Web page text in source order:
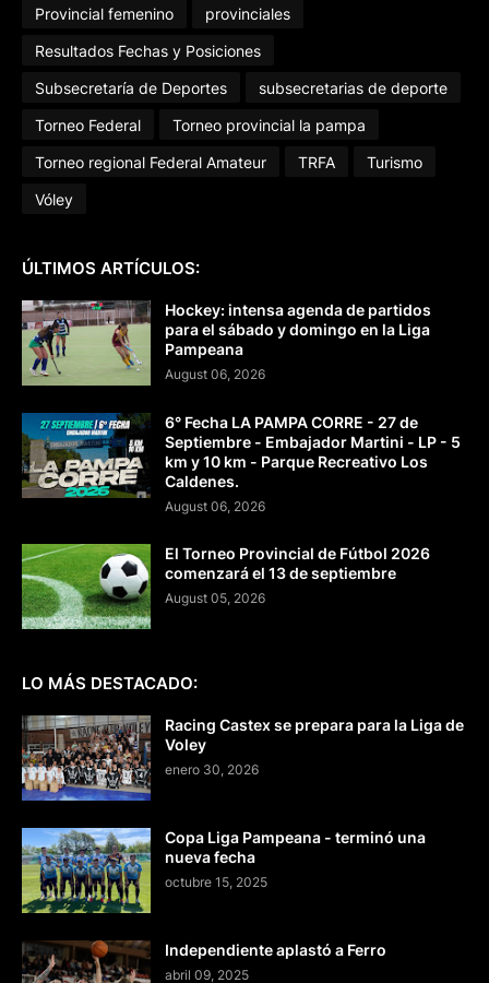
Provincial femenino
provinciales
Resultados Fechas y Posiciones
Subsecretaría de Deportes
subsecretarias de deporte
Torneo Federal
Torneo provincial la pampa
Torneo regional Federal Amateur
TRFA
Turismo
Vóley
ÚLTIMOS ARTÍCULOS:
Hockey: intensa agenda de partidos
para el sábado y domingo en la Liga
Pampeana
August 06, 2026
6° Fecha LA PAMPA CORRE - 27 de
Septiembre - Embajador Martini - LP - 5
km y 10 km - Parque Recreativo Los
Caldenes.
August 06, 2026
El Torneo Provincial de Fútbol 2026
comenzará el 13 de septiembre
August 05, 2026
LO MÁS DESTACADO:
Racing Castex se prepara para la Liga de
Voley
enero 30, 2026
Copa Liga Pampeana - terminó una
nueva fecha
octubre 15, 2025
Independiente aplastó a Ferro
abril 09, 2025